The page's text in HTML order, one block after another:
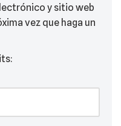
y sitio web
vez que haga un